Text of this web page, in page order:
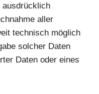
ausdrücklich
aller
technisch möglich
solcher Daten
Daten oder eines